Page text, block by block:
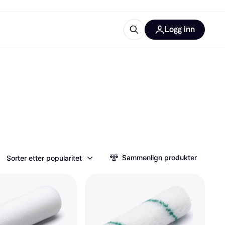
Logg inn
Sorter etter popularitet Sammenlign produkter